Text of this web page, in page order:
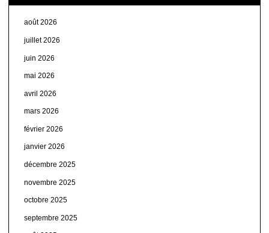
août 2026
juillet 2026
juin 2026
mai 2026
avril 2026
mars 2026
février 2026
janvier 2026
décembre 2025
novembre 2025
octobre 2025
septembre 2025